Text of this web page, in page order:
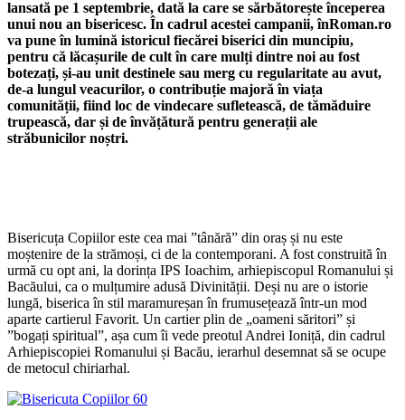
lansată pe 1 septembrie, dată la care se sărbătorește începerea
unui nou an bisericesc. În cadrul acestei campanii, înRoman.ro
va pune în lumină istoricul fiecărei biserici din muncipiu,
pentru că lăcașurile de cult în care mulți dintre noi au fost
botezați, și-au unit destinele sau merg cu regularitate au avut,
de-a lungul veacurilor, o contribuție majoră în viața
comunității, fiind loc de vindecare sufletească, de tămăduire
trupească, dar și de învățătură pentru generații ale
străbunicilor noștri.
Bisericuța Copiilor este cea mai ”tânără” din oraș și nu este
moștenire de la strămoși, ci de la contemporani. A fost construită în
urmă cu opt ani, la dorința IPS Ioachim, arhiepiscopul Romanului și
Bacăului, ca o mulțumire adusă Divinității. Deși nu are o istorie
lungă, biserica în stil maramureșan în frumusețează într-un mod
aparte cartierul Favorit. Un cartier plin de „oameni săritori” și
”bogați spiritual”, așa cum îi vede preotul Andrei Ioniță, din cadrul
Arhiepiscopiei Romanului și Bacău, ierarhul desemnat să se ocupe
de metocul chiriarhal.